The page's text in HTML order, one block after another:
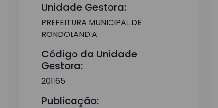
Unidade Gestora:
PREFEITURA MUNICIPAL DE
RONDOLANDIA
Código da Unidade
Gestora:
201165
Publicação: